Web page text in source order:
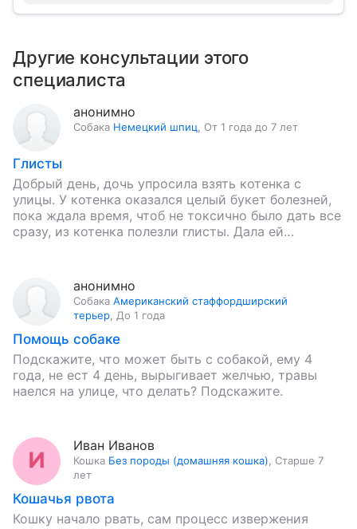
Другие консультации этого
специалиста
анонимно
Собака Немецкий шпиц От 1 года до 7 лет
Глисты
Добрый день, дочь упросила взять котенка с
улицы. У котенка оказался целый букет болезней,
пока ждала время, чтоб не токсично было дать все
сразу, из котенка полезли глисты. Дала ей…
анонимно
Собака Американский стаффордширский
терьер До 1 года
Помощь собаке
Подскажите, что может быть с собакой, ему 4
года, не ест 4 день, вырыгивает желчью, травы
наелся на улице, что делать? Подскажите.
Иван Иванов
Кошка Без породы (домашняя кошка)
Старше 7
лет
Кошачья рвота
Кошку начало рвать, сам процесс извержения